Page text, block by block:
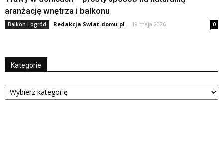
aranżację wnętrza i balkonu
Balkon i ogród Redakcja Swiat-domu.pl - 19 maja 2026 0
Kategorie
Kategorie